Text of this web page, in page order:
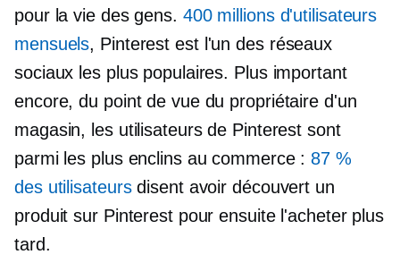
pour la vie des gens. 400 millions d'utilisateurs
mensuels, Pinterest est l'un des réseaux
sociaux les plus populaires. Plus important
encore, du point de vue du propriétaire d'un
magasin, les utilisateurs de Pinterest sont
parmi les plus enclins au commerce : 87 %
des utilisateursdisent avoir découvert un
produit sur Pinterest pour ensuite l'acheter plus
tard.